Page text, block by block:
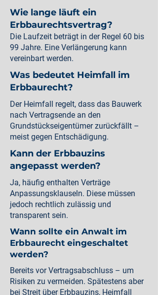
Wie lange läuft ein
Erbbaurechtsvertrag?
Die Laufzeit beträgt in der Regel 60 bis
99 Jahre. Eine Verlängerung kann
vereinbart werden.
Was bedeutet Heimfall im
Erbbaurecht?
Der Heimfall regelt, dass das Bauwerk
nach Vertragsende an den
Grundstückseigentümer zurückfällt –
meist gegen Entschädigung.
Kann der Erbbauzins
angepasst werden?
Ja, häufig enthalten Verträge
Anpassungsklauseln. Diese müssen
jedoch rechtlich zulässig und
transparent sein.
Wann sollte ein Anwalt im
Erbbaurecht eingeschaltet
werden?
Bereits vor Vertragsabschluss – um
Risiken zu vermeiden. Spätestens aber
bei Streit über Erbbauzins, Heimfall